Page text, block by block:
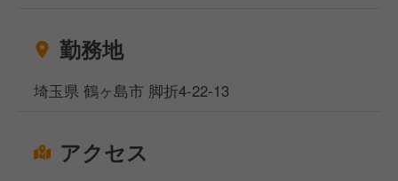
勤務地
埼玉県 鶴ヶ島市 脚折4-22-13
アクセス